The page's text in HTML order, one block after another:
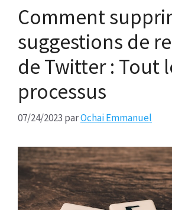
Comment
suggestions de
de Twitter : Tout
processus
07/24/2023 parOchai Emmanuel